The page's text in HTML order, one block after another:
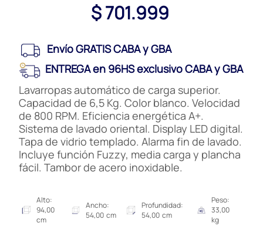
$ 701.999
Envío GRATIS CABA y GBA
ENTREGA en 96HS exclusivo CABA y GBA
Lavarropas automático de carga superior.
Capacidad de 6,5 Kg. Color blanco. Velocidad
de 800 RPM. Eficiencia energética A+.
Sistema de lavado oriental. Display LED digital.
Tapa de vidrio templado. Alarma fin de lavado.
Incluye función Fuzzy, media carga y plancha
fácil. Tambor de acero inoxidable.
Alto:
94,00
cm
Ancho:
54,00 cm
Profundidad:
54,00 cm
Peso:
33,00
kg